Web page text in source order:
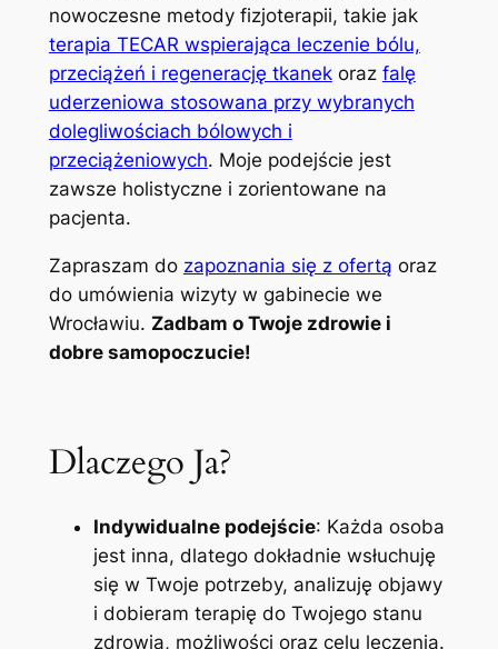
nowoczesne metody fizjoterapii, takie jak
terapia TECAR wspierająca leczenie bólu,
przeciążeń i regenerację tkanekoraz falę
uderzeniowa stosowana przy wybranych
dolegliwościach bólowych i
przeciążeniowych. Moje podejście jest
zawsze holistyczne i zorientowane na
pacjenta.
Zapraszam do zapoznania się z ofertą oraz
do umówienia wizyty w gabinecie we
Wrocławiu. Zadbam o Twoje zdrowie i
dobre samopoczucie!
Dlaczego Ja?
Indywidualne podejście: Każda osoba
jest inna, dlatego dokładnie wsłuchuję
się w Twoje potrzeby, analizuję objawy
i dobieram terapię do Twojego stanu
zdrowia, możliwości oraz celu leczenia.